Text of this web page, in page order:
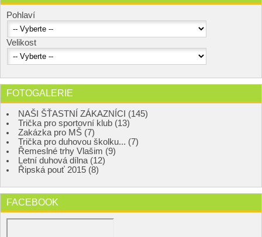
Pohlaví
Velikost
FOTOGALERIE
NAŠI ŠŤASTNÍ ZÁKAZNÍCI (145)
Trička pro sportovní klub (13)
Zakázka pro MŠ (7)
Trička pro duhovou školku... (7)
Řemeslné trhy Vlašim (9)
Letní duhová dílna (12)
Řipská pouť 2015 (8)
FACEBOOK